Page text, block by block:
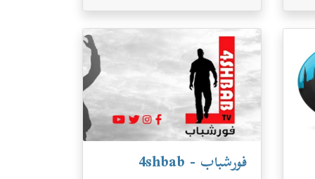
فورشباب - 4shbab